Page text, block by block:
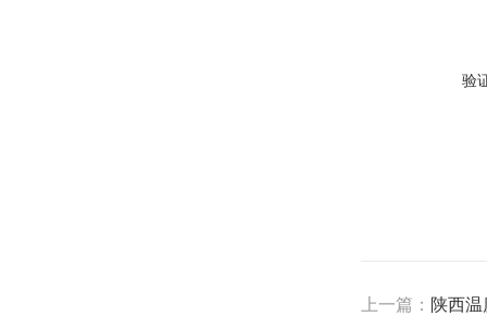
验
上一篇： 陕西